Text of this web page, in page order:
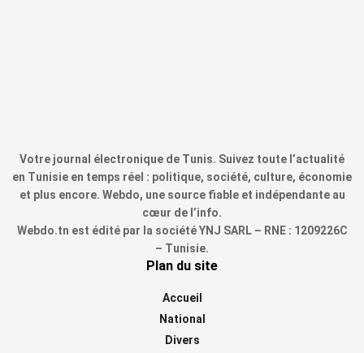
Votre journal électronique de Tunis. Suivez toute l’actualité
en Tunisie en temps réel : politique, société, culture, économie
et plus encore. Webdo, une source fiable et indépendante au
cœur de l’info.
Webdo.tn est édité par la société YNJ SARL – RNE : 1209226C
– Tunisie.
Plan du site
Accueil
National
Divers